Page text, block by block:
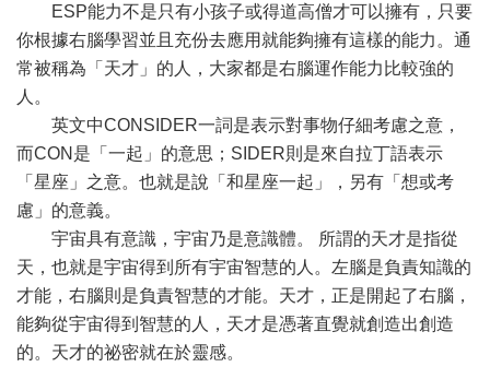
ESP能力不是只有小孩子或得道高僧才可以擁有，只要
你根據右腦學習並且充份去應用就能夠擁有這樣的能力。通
常被稱為「天才」的人，大家都是右腦運作能力比較強的
人。
英文中CONSIDER一詞是表示對事物仔細考慮之意，
而CON是「一起」的意思；SIDER則是來自拉丁語表示
「星座」之意。也就是說「和星座一起」，另有「想或考
慮」的意義。
宇宙具有意識，宇宙乃是意識體。 所謂的天才是指從
天，也就是宇宙得到所有宇宙智慧的人。左腦是負責知識的
才能，右腦則是負責智慧的才能。天才，正是開起了右腦，
能夠從宇宙得到智慧的人，天才是憑著直覺就創造出創造
的。天才的祕密就在於靈感。